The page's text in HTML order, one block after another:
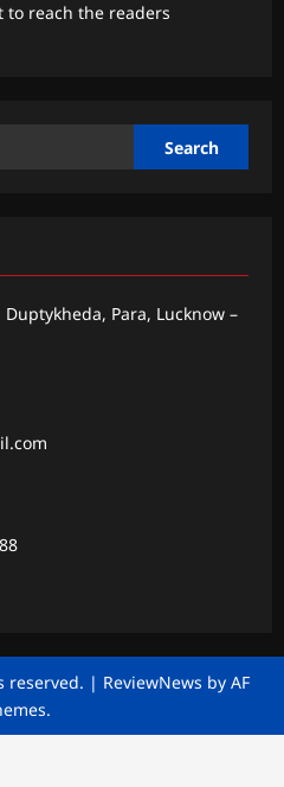
to reach the readers
Para, Lucknow –
reserved. | ReviewNews by AF